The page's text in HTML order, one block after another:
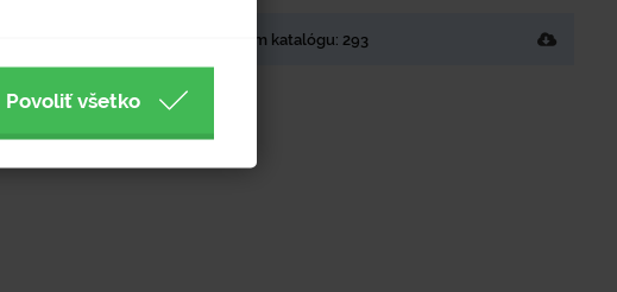
Strana v tlačenom katalógu: 293
Povoliť všetko